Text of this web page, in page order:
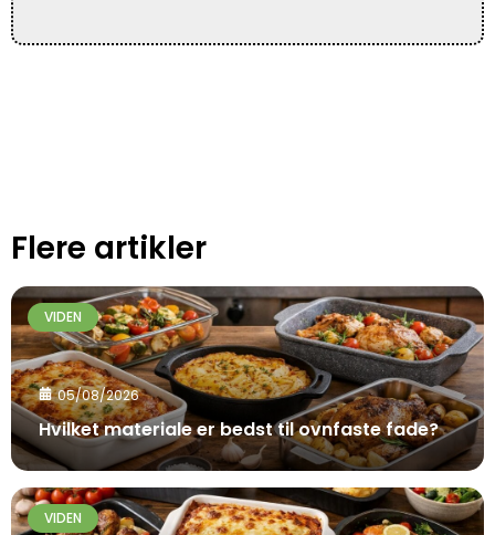
Flere artikler
VIDEN
05/08/2026
Hvilket materiale er bedst til ovnfaste fade?
VIDEN